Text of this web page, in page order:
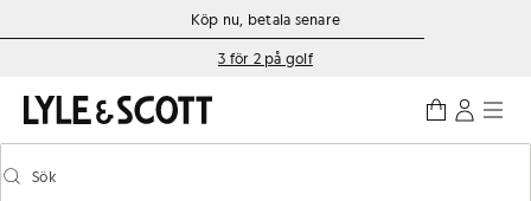
Gå direkt till huvudinnehållet
Information om tillgänglighetKöp nu, betala senare
3 för 2 på golf
Aktivera/inaktivera prediktiv sökning
Sök